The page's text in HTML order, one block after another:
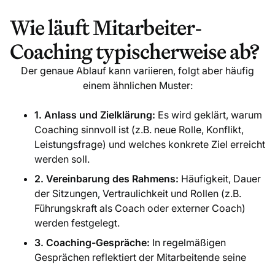
Wie läuft Mitarbeiter-
Coaching typischerweise ab?
Der genaue Ablauf kann variieren, folgt aber häufig
einem ähnlichen Muster:
1. Anlass und Zielklärung: Es wird geklärt, warum
Coaching sinnvoll ist (z.B. neue Rolle, Konflikt,
Leistungsfrage) und welches konkrete Ziel erreicht
werden soll.
2. Vereinbarung des Rahmens: Häufigkeit, Dauer
der Sitzungen, Vertraulichkeit und Rollen (z.B.
Führungskraft als Coach oder externer Coach)
werden festgelegt.
3. Coaching-Gespräche: In regelmäßigen
Gesprächen reflektiert der Mitarbeitende seine